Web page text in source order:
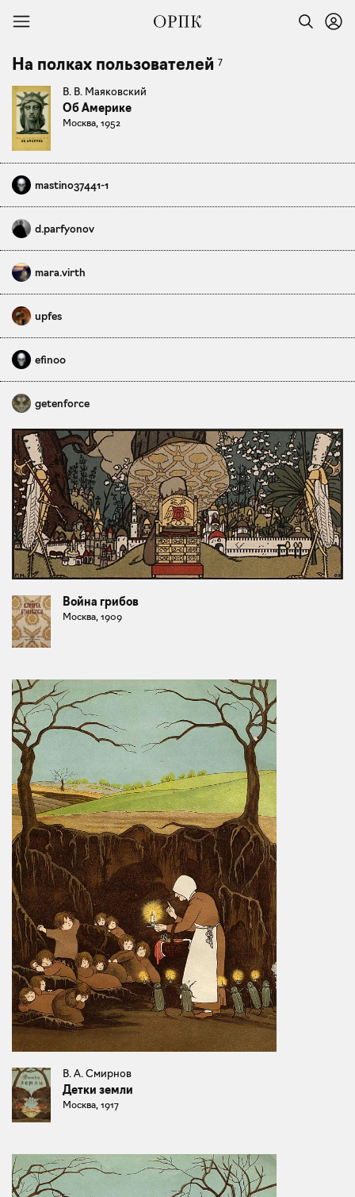
На полках пользователей 7
В. В. Маяковский
Об Америке
Москва, 1952
mastino37441-1
d.parfyonov
mara.virth
upfes
efin00
getenforce
Война грибов
Москва, 1909
В. А. Смирнов
Детки земли
Москва, 1917